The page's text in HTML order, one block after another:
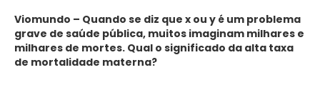
Viomundo – Quando se diz que x ou y é um problema
grave de saúde pública, muitos imaginam milhares e
milhares de mortes. Qual o significado da alta taxa
de mortalidade materna?